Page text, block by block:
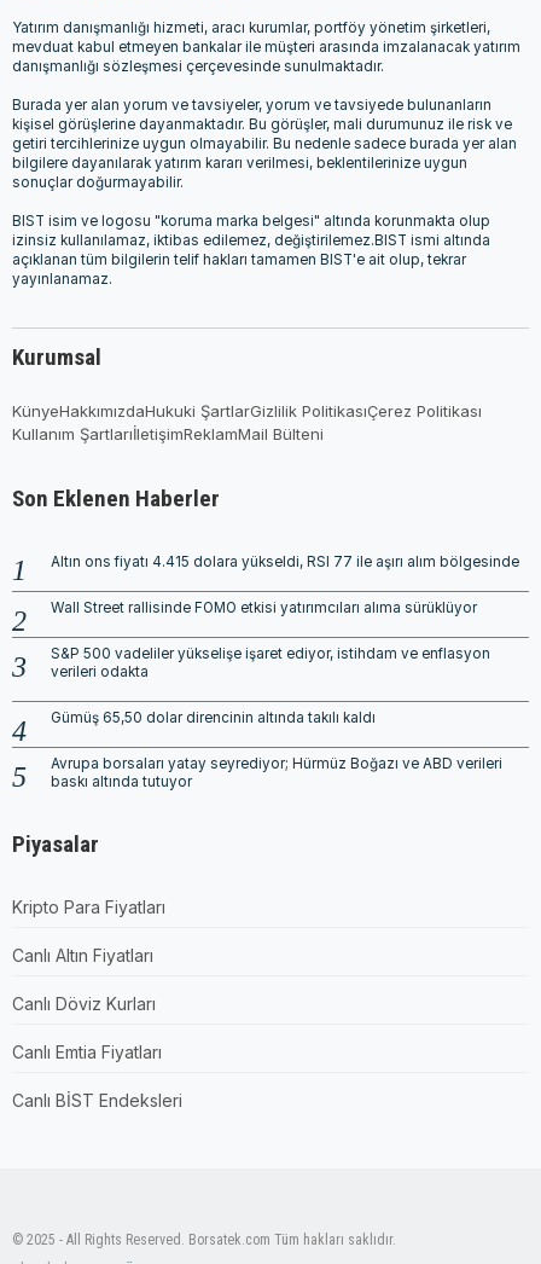
Yatırım danışmanlığı hizmeti, aracı kurumlar, portföy yönetim şirketleri,
mevduat kabul etmeyen bankalar ile müşteri arasında imzalanacak yatırım
danışmanlığı sözleşmesi çerçevesinde sunulmaktadır.
Burada yer alan yorum ve tavsiyeler, yorum ve tavsiyede bulunanların
kişisel görüşlerine dayanmaktadır. Bu görüşler, mali durumunuz ile risk ve
getiri tercihlerinize uygun olmayabilir. Bu nedenle sadece burada yer alan
bilgilere dayanılarak yatırım kararı verilmesi, beklentilerinize uygun
sonuçlar doğurmayabilir.
BIST isim ve logosu "koruma marka belgesi" altında korunmakta olup
izinsiz kullanılamaz, iktibas edilemez, değiştirilemez.BIST ismi altında
açıklanan tüm bilgilerin telif hakları tamamen BIST'e ait olup, tekrar
yayınlanamaz.
Kurumsal
KünyeHakkımızdaHukuki ŞartlarGizlilik PolitikasıÇerez Politikası
Kullanım ŞartlarıİletişimReklamMail Bülteni
Son Eklenen Haberler
Altın ons fiyatı 4.415 dolara yükseldi, RSI 77 ile aşırı alım bölgesinde
Wall Street rallisinde FOMO etkisi yatırımcıları alıma sürüklüyor
S&P 500 vadeliler yükselişe işaret ediyor, istihdam ve enflasyon
verileri odakta
Gümüş 65,50 dolar direncinin altında takılı kaldı
Avrupa borsaları yatay seyrediyor; Hürmüz Boğazı ve ABD verileri
baskı altında tutuyor
Piyasalar
Kripto Para Fiyatları
Canlı Altın Fiyatları
Canlı Döviz Kurları
Canlı Emtia Fiyatları
Canlı BİST Endeksleri
© 2025 - All Rights Reserved. Borsatek.com Tüm hakları saklıdır.